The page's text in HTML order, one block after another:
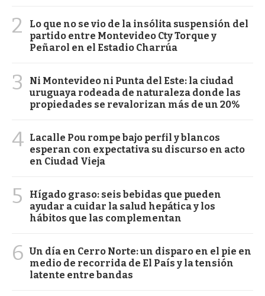
2
Lo que no se vio de la insólita suspensión del
partido entre Montevideo Cty Torque y
Peñarol en el Estadio Charrúa
3
Ni Montevideo ni Punta del Este: la ciudad
uruguaya rodeada de naturaleza donde las
propiedades se revalorizan más de un 20%
4 Lacalle Pou rompe bajo perfil y blancos
esperan con expectativa su discurso en acto
en Ciudad Vieja
5
Hígado graso: seis bebidas que pueden
ayudar a cuidar la salud hepática y los
hábitos que las complementan
6 Un día en Cerro Norte: un disparo en el pie en
medio de recorrida de El País y la tensión
latente entre bandas